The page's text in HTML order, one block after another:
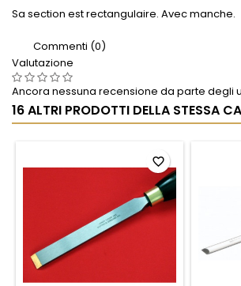
Sa section est rectangulaire. Avec manche.
Commenti (0)
Valutazione
Ancora nessuna recensione da parte degli
16 ALTRI PRODOTTI DELLA STESSA
favorite_border